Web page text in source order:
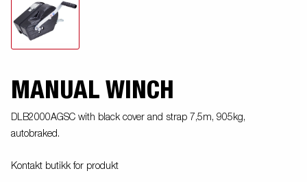
MANUAL WINCH
DLB2000AGSC with black cover and strap 7,5m, 905kg,
autobraked.
Kontakt butikk for produkt